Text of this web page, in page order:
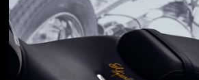
Jön még kép!